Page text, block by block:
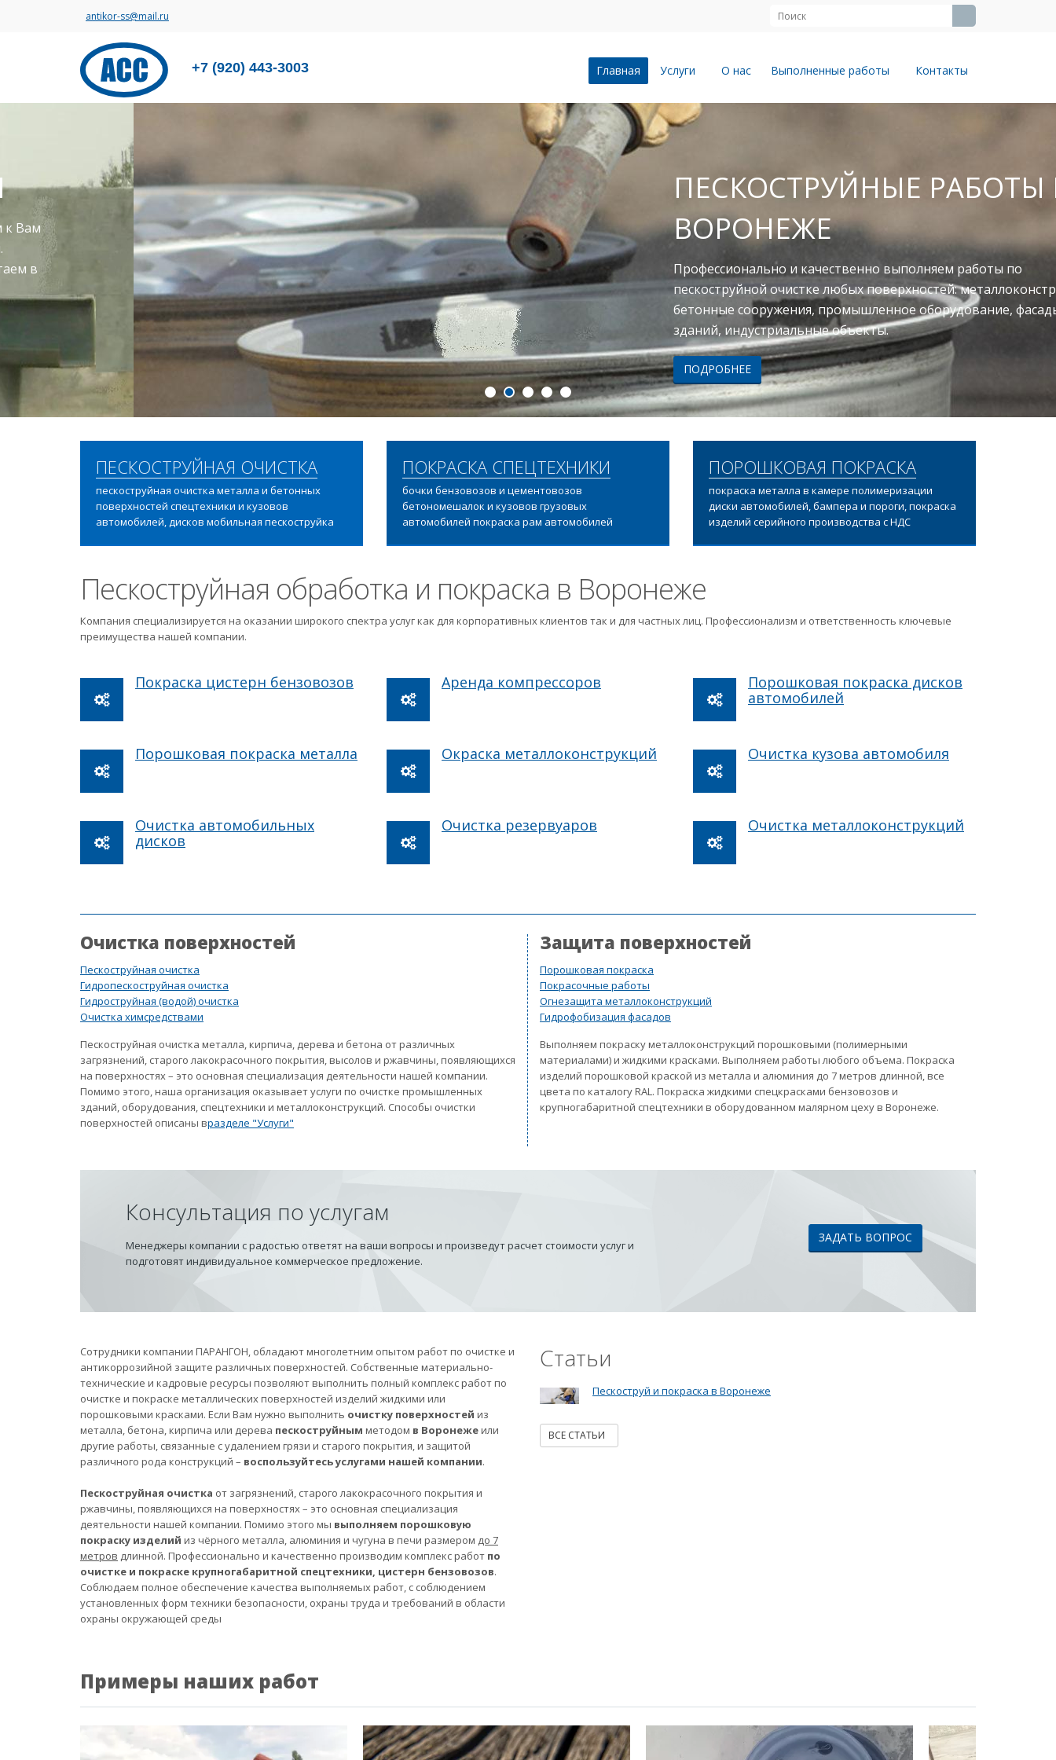
antikor-ss@mail.ru
+7 (920) 443-3003 Главная Услуги О нас Выполненные работы Контакты
ПЕСКОСТРУЙНЫЕ РАБОТЫ В
ВОРОНЕЖЕ
Профессионально и качественно выполняем работы по
пескоструйной очистке любых поверхностей: металлоконструкции,
бетонные сооружения, промышленное оборудование, фасады
зданий, индустриальные объекты.
ПОДРОБНЕЕ
ПЕСКОСТРУЙНАЯ ОЧИСТКА
пескоструйная очистка металла и бетонных
поверхностей спецтехники и кузовов
автомобилей, дисков мобильная пескоструйка
ПОКРАСКА СПЕЦТЕХНИКИ
бочки бензовозов и цементовозов
бетономешалок и кузовов грузовых
автомобилей покраска рам автомобилей
ПОРОШКОВАЯ ПОКРАСКА
покраска металла в камере полимеризации
диски автомобилей, бампера и пороги, покраска
изделий серийного производства с НДС
Пескоструйная обработка и покраска в Воронеже
Компания специализируется на оказании широкого спектра услуг как для корпоративных клиентов так и для частных лиц. Профессионализм и ответственность ключевые
преимущества нашей компании.
Покраска цистерн бензовозов Аренда компрессоров
Порошковая покраска дисков
автомобилей
Порошковая покраска металла Окраска металлоконструкций Очистка кузова автомобиля
Очистка автомобильных
дисков
Очистка резервуаров Очистка металлоконструкций
Очистка поверхностей
Пескоструйная очистка
Гидропескоструйная очистка
Гидроструйная (водой) очистка
Очистка химсредствами
Пескоструйная очистка металла, кирпича, дерева и бетона от различных
загрязнений, старого лакокрасочного покрытия, высолов и ржавчины, появляющихся
на поверхностях – это основная специализация деятельности нашей компании.
Помимо этого, наша организация оказывает услуги по очистке промышленных
зданий, оборудования, спецтехники и металлоконструкций. Способы очистки
поверхностей описаны вразделе "Услуги"
Защита поверхностей
Порошковая покраска
Покрасочные работы
Огнезащита металлоконструкций
Гидрофобизация фасадов
Выполняем покраску металлоконструкций порошковыми (полимерными
материалами) и жидкими красками. Выполняем работы любого объема. Покраска
изделий порошковой краской из металла и алюминия до 7 метров длинной, все
цвета по каталогу RAL. Покраска жидкими спецкрасками бензовозов и
крупногабаритной спецтехники в оборудованном малярном цеху в Воронеже.
Консультация по услугам
Менеджеры компании с радостью ответят на ваши вопросы и произведут расчет стоимости услуг и
подготовят индивидуальное коммерческое предложение.
ЗАДАТЬ ВОПРОС
Сотрудники компании ПАРАНГОН, обладают многолетним опытом работ по очистке и
антикоррозийной защите различных поверхностей. Собственные материально-
технические и кадровые ресурсы позволяют выполнить полный комплекс работ по
очистке и покраске металлических поверхностей изделий жидкими или
порошковыми красками. Если Вам нужно выполнить очистку поверхностей из
металла, бетона, кирпича или дерева пескоструйным методом в Воронежеили
другие работы, связанные с удалением грязи и старого покрытия, и защитой
различного рода конструкций – воспользуйтесь услугами нашей компании.
Пескоструйная очистка от загрязнений, старого лакокрасочного покрытия и
ржавчины, появляющихся на поверхностях – это основная специализация
деятельности нашей компании. Помимо этого мы выполняем порошковую
покраску изделий из чёрного металла, алюминия и чугуна в печи размером до 7
метров длинной. Профессионально и качественно производим комплекс работ по
очистке и покраске крупногабаритной спецтехники, цистерн бензовозов.
Соблюдаем полное обеспечение качества выполняемых работ, с соблюдением
установленных форм техники безопасности, охраны труда и требований в области
охраны окружающей среды
Статьи
Пескоструй и покраска в Воронеже
ВСЕ СТАТЬИ
Примеры наших работ